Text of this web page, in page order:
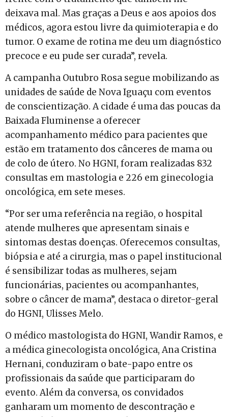
deixava mal. Mas graças a Deus e aos apoios dos
médicos, agora estou livre da quimioterapia e do
tumor. O exame de rotina me deu um diagnóstico
precoce e eu pude ser curada”, revela.
A campanha Outubro Rosa segue mobilizando as
unidades de saúde de Nova Iguaçu com eventos
de conscientização. A cidade é uma das poucas da
Baixada Fluminense a oferecer
acompanhamento médico para pacientes que
estão em tratamento dos cânceres de mama ou
de colo de útero. No HGNI, foram realizadas 832
consultas em mastologia e 226 em ginecologia
oncológica, em sete meses.
“Por ser uma referência na região, o hospital
atende mulheres que apresentam sinais e
sintomas destas doenças. Oferecemos consultas,
biópsia e até a cirurgia, mas o papel institucional
é sensibilizar todas as mulheres, sejam
funcionárias, pacientes ou acompanhantes,
sobre o câncer de mama”, destaca o diretor-geral
do HGNI, Ulisses Melo.
O médico mastologista do HGNI, Wandir Ramos, e
a médica ginecologista oncológica, Ana Cristina
Hernani, conduziram o bate-papo entre os
profissionais da saúde que participaram do
evento. Além da conversa, os convidados
ganharam um momento de descontração e